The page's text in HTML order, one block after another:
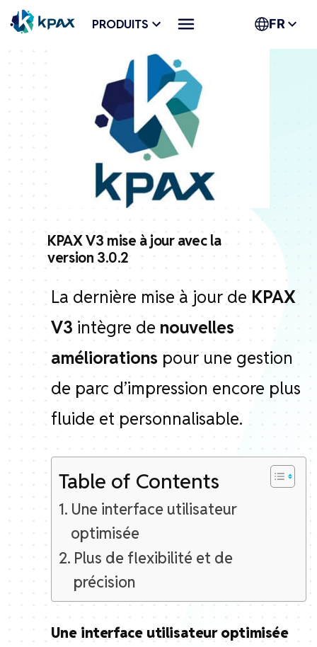
Aller
PRODUITS FR
KPAX V3 mise à jour avec la
version 3.0.2
La dernière mise à jour de KPAX
V3 intègre de nouvelles
améliorations pour une gestion
de parc d’impression encore plus
fluide et personnalisable.
Table of Contents
Une interface utilisateur
optimisée
Plus de flexibilité et de
précision
Une interface utilisateur optimisée